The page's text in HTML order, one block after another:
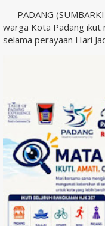
PADANG
warga Kota Padang ikut
selama perayaan Hari